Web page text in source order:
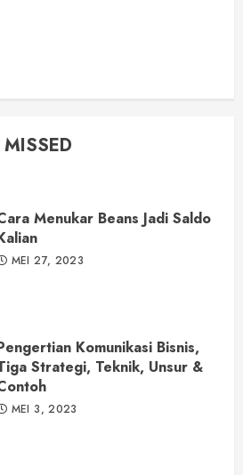
Menukar Beans Jadi Saldo
MEI 27, 2023
Komunikasi Bisnis,
Strategi, Teknik, Unsur &
MEI 3, 2023